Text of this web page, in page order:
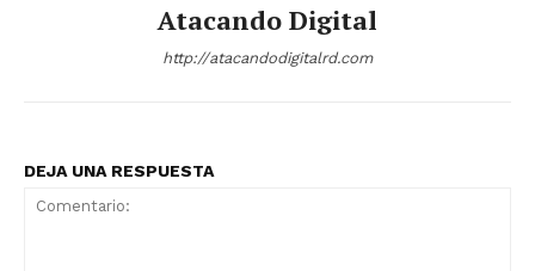
Atacando Digital
http://atacandodigitalrd.com
DEJA UNA RESPUESTA